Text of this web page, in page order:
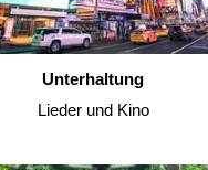
Unterhaltung
Lieder und Kino